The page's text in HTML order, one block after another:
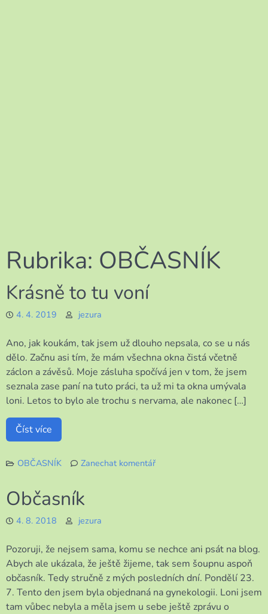
Rubrika: OBČASNÍK
Krásně to tu voní
4. 4. 2019 jezura
Ano, jak koukám, tak jsem už dlouho nepsala, co se u nás
dělo. Začnu asi tím, že mám všechna okna čistá včetně
záclon a závěsů. Moje zásluha spočívá jen v tom, že jsem
seznala zase paní na tuto práci, ta už mi ta okna umývala
loni. Letos to bylo ale trochu s nervama, ale nakonec […]
Číst více
OBČASNÍK
Zanechat komentář
Občasník
4. 8. 2018 jezura
Pozoruji, že nejsem sama, komu se nechce ani psát na blog.
Abych ale ukázala, že ještě žijeme, tak sem šoupnu aspoň
občasník. Tedy stručně z mých posledních dní. Pondělí 23.
7. Tento den jsem byla objednaná na gynekologii. Loni jsem
tam vůbec nebyla a měla jsem u sebe ještě zprávu o